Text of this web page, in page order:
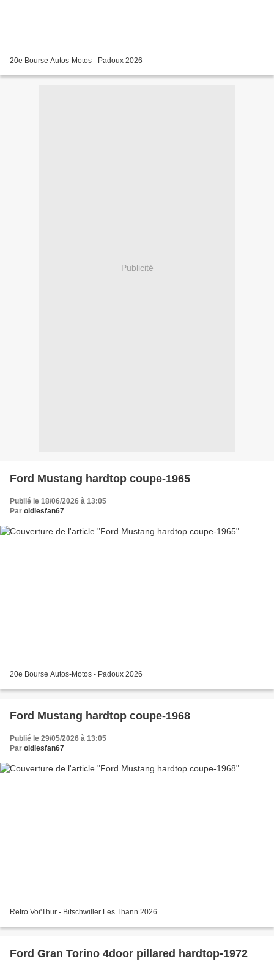
20e Bourse Autos-Motos - Padoux 2026
Publicité
Ford Mustang hardtop coupe-1965
Publié le 18/06/2026 à 13:05
Par oldiesfan67
20e Bourse Autos-Motos - Padoux 2026
Ford Mustang hardtop coupe-1968
Publié le 29/05/2026 à 13:05
Par oldiesfan67
Retro Voi'Thur - Bitschwiller Les Thann 2026
Ford Gran Torino 4door pillared hardtop-1972